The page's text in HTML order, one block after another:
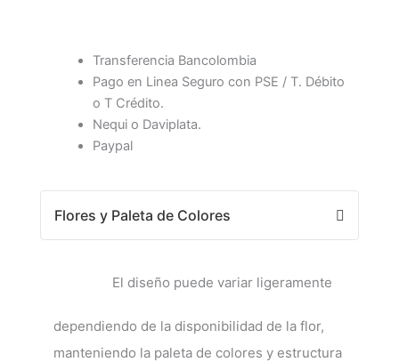
Transferencia Bancolombia
Pago en Linea Seguro con PSE / T. Débito
o T Crédito.
Nequi o Daviplata.
Paypal
Flores y Paleta de Colores
El diseño puede variar ligeramente
dependiendo de la disponibilidad de la flor,
manteniendo la paleta de colores y estructura